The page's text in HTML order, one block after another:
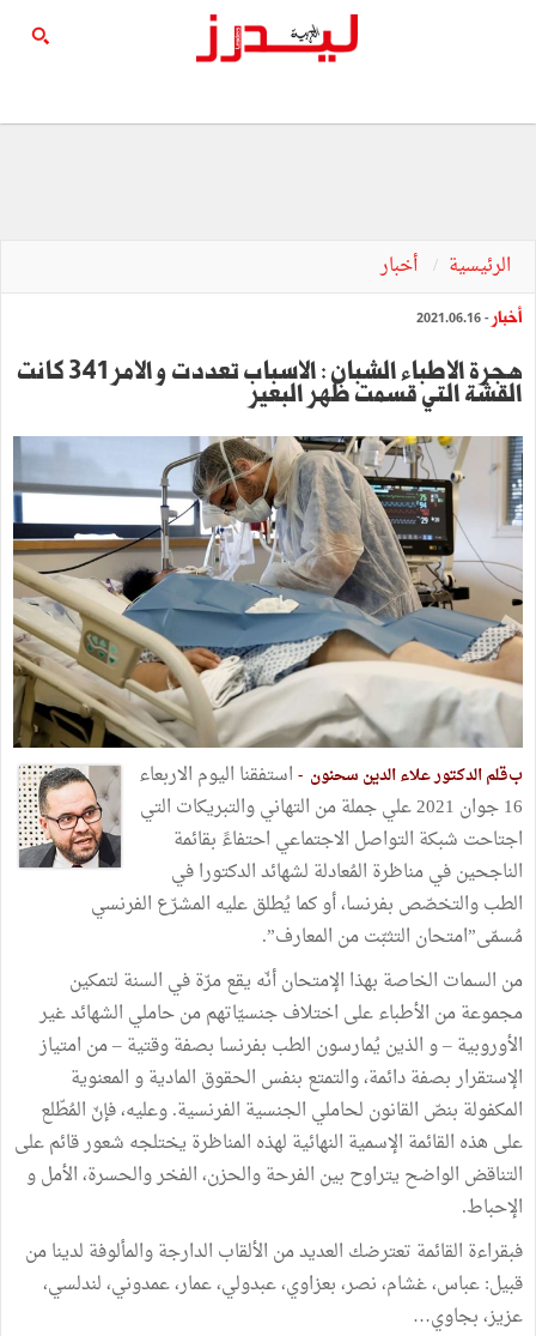
الرئيسية أخبار
أخبار - 2021.06.16
هجرة الاطباء الشبان : الاسباب تعددت و الامر 341 كانت
القشة التي قسمت ظهر البعير
بقلم الدكتور علاء الدين سحنون - استفقنا اليوم الاربعاء
16 جوان 2021 علي جملة من التهاني والتبريكات التي
اجتاحت شبكة التواصل الاجتماعي احتفاءً بقائمة
الناجحين في مناظرة المُعادلة لشهائد الدكتورا في
الطب والتخصّص بفرنسا، أو كما يُطلق عليه المشرّع الفرنسي
مُسمّى”امتحان التثبّت من المعارف”.
من السمات الخاصة بهذا الإمتحان أنّه يقع مرّة في السنة لتمكين
مجموعة من الأطباء على اختلاف جنسيّاتهم من حاملي الشهائد غير
الأوروبية – و الذين يُمارسون الطب بفرنسا بصفة وقتية – من امتياز
الإستقرار بصفة دائمة، والتمتع بنفس الحقوق المادية و المعنوية
المكفولة بنصّ القانون لحاملي الجنسية الفرنسية. وعليه، فإنّ المُطّلع
على هذه القائمة الإسمية النهائية لهذه المناظرة يختلجه شعور قائم على
التناقض الواضح يتراوح بين الفرحة والحزن، الفخر والحسرة، الأمل و
الإحباط.
فبقراءة القائمة تعترضك العديد من الألقاب الدارجة والمألوفة لدينا من
قبيل: عباس، غشام، نصر، بعزاوي، عبدولي، عمار، عمدوني، لندلسي،
عزيز، بجاوي…